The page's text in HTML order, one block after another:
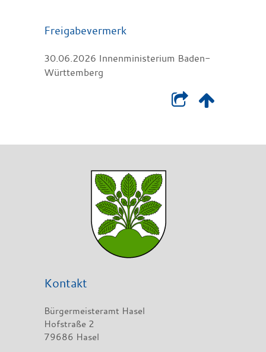
Freigabevermerk
30.06.2026 Innenministerium Baden-
Württemberg
Kontakt
Bürgermeisteramt Hasel
Hofstraße 2
79686 Hasel